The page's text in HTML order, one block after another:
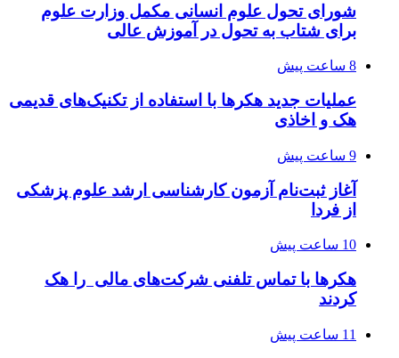
شورای تحول علوم انسانی مکمل وزارت علوم
برای شتاب به تحول در آموزش عالی
8 ساعت پیش
عملیات جدید هکرها با استفاده از تکنیک‌های قدیمی
هک و اخاذی
9 ساعت پیش
آغاز ثبت‌نام‌ آزمون کارشناسی ارشد علوم پزشکی
از فردا
10 ساعت پیش
هکرها با تماس تلفنی شرکت‌های مالی را هک
کردند
11 ساعت پیش